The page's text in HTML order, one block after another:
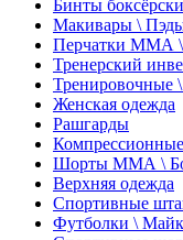
Бинты
Макивары \
Перчатки ММА \
Тренерский
Тренировочные
Женская одежда
Рашгарды
Шорты ММА \
Верхняя одежда
Спортивные
Футболки \